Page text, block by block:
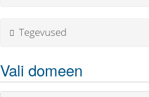
Tegevused
Vali domeen